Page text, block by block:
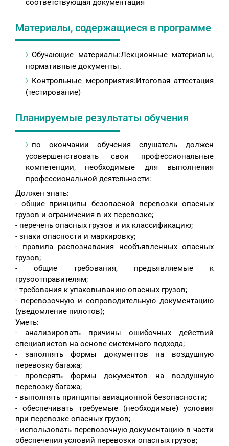
соответствующая документация
Материалы, содержащиеся в программе
Обучающие материалы:Лекционные материалы,
нормативные документы.
Контрольные мероприятия:Итоговая аттестация
(тестирование)
Планируемые результаты обучения
по окончании обучения слушатель должен
усовершенствовать свои профессиональные
компетенции, необходимые для выполнения
профессиональной деятельности:
Должен знать:
- общие принципы безопасной перевозки опасных
грузов и ограничения в их перевозке;
- перечень опасных грузов и их классификацию;
- знаки опасности и маркировку;
- правила распознавания необъявленных опасных
грузов;
- общие требования, предъявляемые к
грузоотправителям;
- требования к упаковыванию опасных грузов;
- перевозочную и сопроводительную документацию
(уведомление пилотов);
Уметь:
- анализировать причины ошибочных действий
специалистов на основе системного подхода;
- заполнять формы документов на воздушную
перевозку багажа;
- проверять формы документов на воздушную
перевозку багажа;
- выполнять принципы авиационной безопасности;
- обеспечивать требуемые (необходимые) условия
при перевозке опасных грузов;
- использовать перевозочную документацию в части
обеспечения условий перевозки опасных грузов;